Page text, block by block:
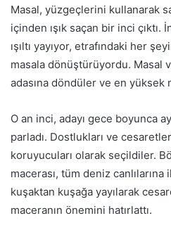
Masal, yüzgeçlerini kullanarak
içinden ışık saçan bir inci
ışıltı yayıyor, etrafındaki her
masala dönüştürüyordu. Masal
adasına döndüler ve en
O an inci, adayı gece boyunca
parladı. Dostlukları ve
koruyucuları olarak seçildiler.
macerası, tüm deniz canlılarına
kuşaktan kuşağa yayılarak
maceranın önemini hatırlattı.